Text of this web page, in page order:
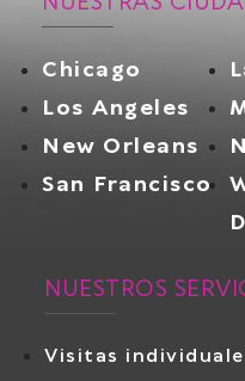
Chicago
Los Angeles
New Orleans
San Francisco
NUESTROS
Visitas